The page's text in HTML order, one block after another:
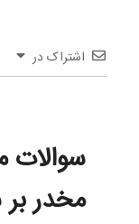
اشتراک در
سوالات
مخدر بر